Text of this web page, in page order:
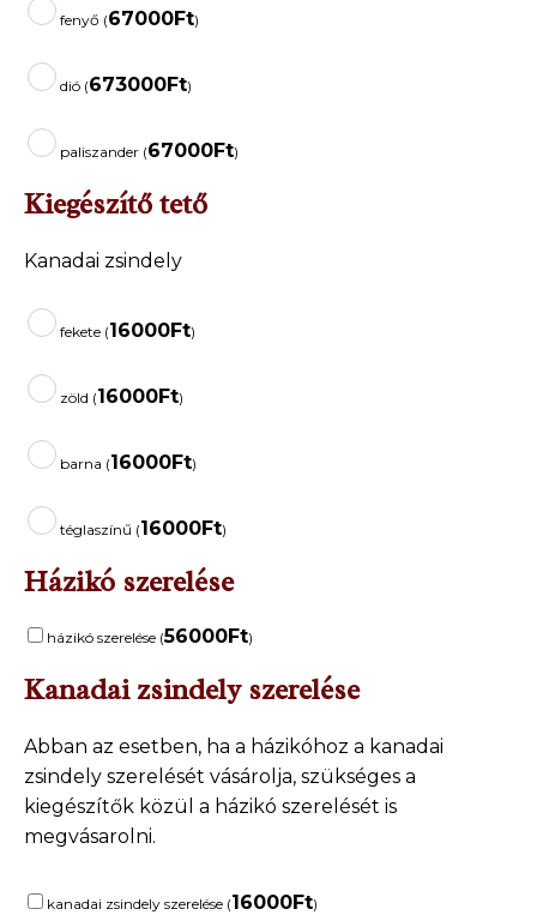
fenyő (67000Ft)
dió (673000Ft)
paliszander (67000Ft)
Kiegészítő tető
Kanadai zsindely
fekete (16000Ft)
zöld (16000Ft)
barna (16000Ft)
téglaszínű (16000Ft)
Házikó szerelése
házikó szerelése (56000Ft)
Kanadai zsindely szerelése
Abban az esetben, ha a házikóhoz a kanadai
zsindely szerelését vásárolja, szükséges a
kiegészítők közül a házikó szerelését is
megvásarolni.
kanadai zsindely szerelése (16000Ft)